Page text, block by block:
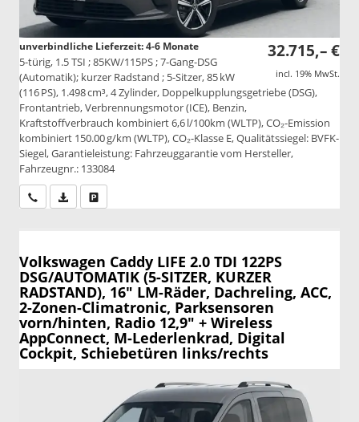
32.715,– €
incl. 19% MwSt.
unverbindliche Lieferzeit: 4-6 Monate
5-türig, 1.5 TSI ; 85KW/115PS ; 7-Gang-DSG
(Automatik); kurzer Radstand ; 5-Sitzer, 85 kW
(116 PS), 1.498 cm³, 4 Zylinder, Doppelkupplungsgetriebe (DSG),
Frontantrieb, Verbrennungsmotor (ICE), Benzin,
Kraftstoffverbrauch kombiniert 6,6 l/100km (WLTP), CO₂-Emission
kombiniert 150.00 g/km (WLTP), CO₂-Klasse E, Qualitätssiegel: BVFK-
Siegel, Garantieleistung: Fahrzeuggarantie vom Hersteller,
Fahrzeugnr.: 133084
Wir rufen Sie anPDF-Datei, Fahrzeugexposé drucken
Volkswagen Caddy LIFE 2.0 TDI 122PS
DSG/AUTOMATIK (5-SITZER, KURZER
RADSTAND), 16" LM-Räder, Dachreling, ACC,
2-Zonen-Climatronic, Parksensoren
vorn/hinten, Radio 12,9" + Wireless
AppConnect, M-Lederlenkrad, Digital
Cockpit, Schiebetüren links/rechts